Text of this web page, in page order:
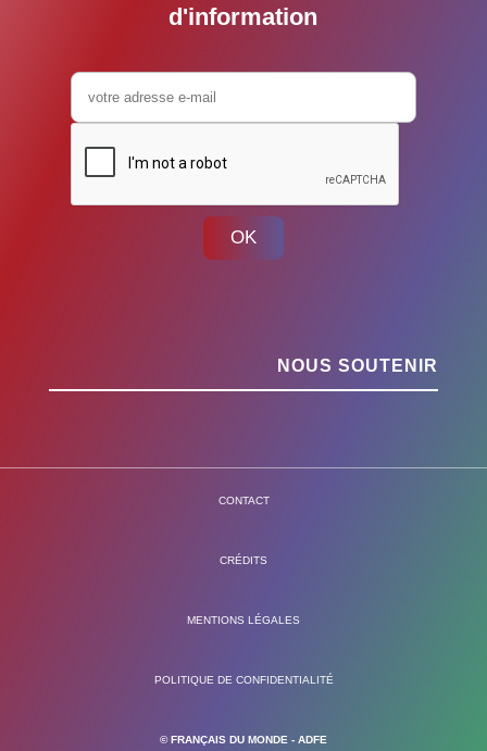
d'information
OK
NOUS SOUTENIR
CONTACT
CRÉDITS
MENTIONS LÉGALES
POLITIQUE DE CONFIDENTIALITÉ
© FRANÇAIS DU MONDE - ADFE